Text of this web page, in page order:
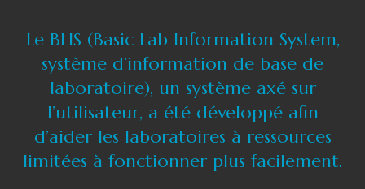
Le BLIS (Basic Lab Information System,
système d’information de base de
laboratoire), un système axé sur
l’utilisateur, a été développé afin
d’aider les laboratoires à ressources
limitées à fonctionner plus facilement.